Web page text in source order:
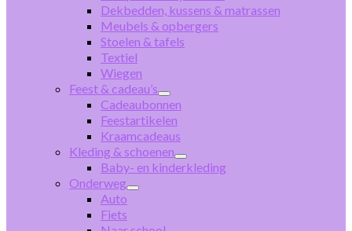
Dekbedden, kussens & matrassen
Meubels & opbergers
Stoelen & tafels
Textiel
Wiegen
Feest & cadeau’s
Cadeaubonnen
Feestartikelen
Kraamcadeaus
Kleding & schoenen
Baby- en kinderkleding
Onderweg
Auto
Fiets